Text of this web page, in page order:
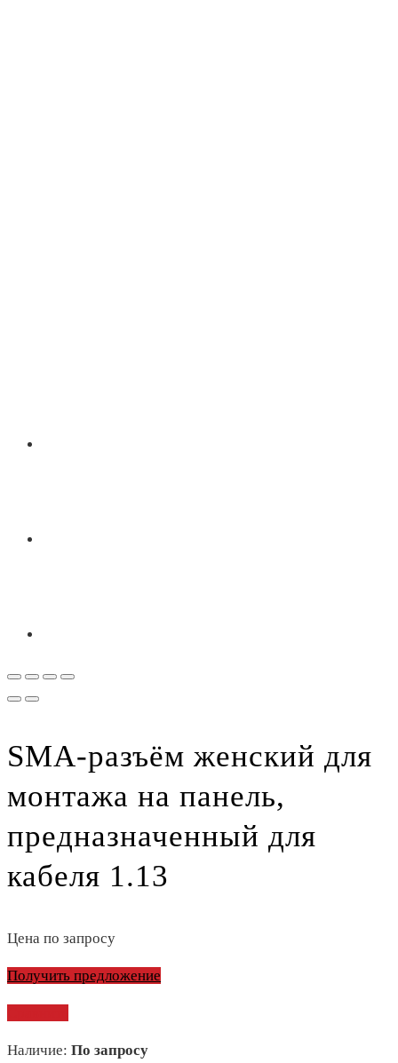
SMA-разъём женский для
монтажа на панель,
предназначенный для
кабеля 1.13
Цена по запросу
Получить предложение
Наличие: По запросу